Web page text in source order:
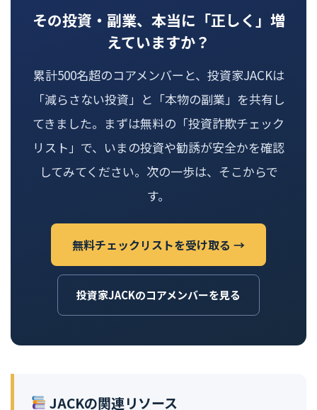
その投資・副業、本当に「正しく」増
えていますか？
累計500名超のコアメンバーと、投資家JACKは
「減らさない投資」と「本物の副業」を共有し
てきました。まずは無料の「投資詐欺チェック
リスト」で、いまの投資や勧誘が安全かを確認
してみてください。次の一歩は、そこからで
す。
無料チェックリストを受け取る →
投資家JACKのコアメンバーを見る
JACKの関連リソース